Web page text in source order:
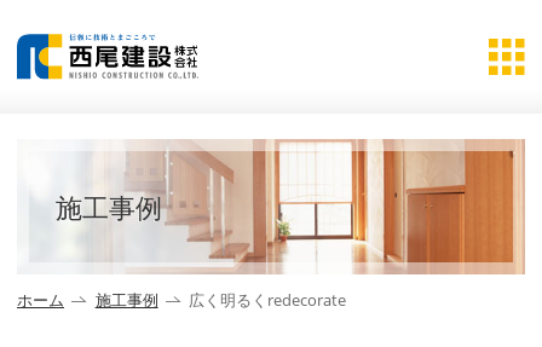
施工事例
ホーム 施工事例 広く明るくredecorate